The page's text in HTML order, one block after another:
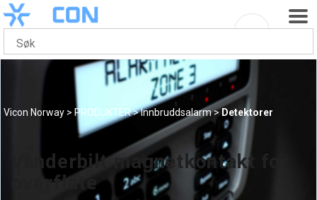
Vicon Norway>PRODUKTER>Innbruddsalarm> Detektorer
Vanderbilt magnetkontakt for
overflate